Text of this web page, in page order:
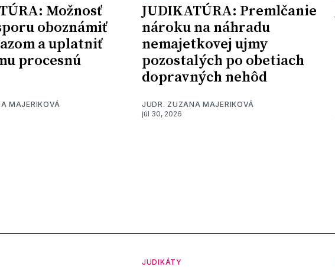
Možnosť
oboznámiť
a uplatniť
procesnú
MAJERIKOVÁ
JUDIKATÚRA: Premlčanie
nároku na náhradu
nemajetkovej ujmy
pozostalých po obetiach
dopravných nehôd
JUDR. ZUZANA MAJERIKOVÁ
júl 30, 2026
JUDIKÁTY